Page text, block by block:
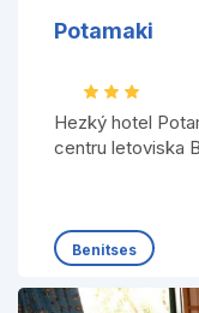
Potamaki
Hezký hotel
centru letoviska
Benitses